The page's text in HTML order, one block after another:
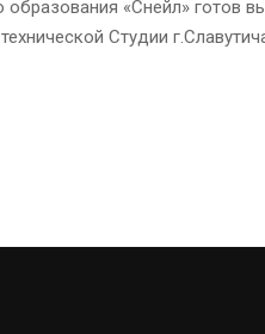
«Снейл» готов
Студии